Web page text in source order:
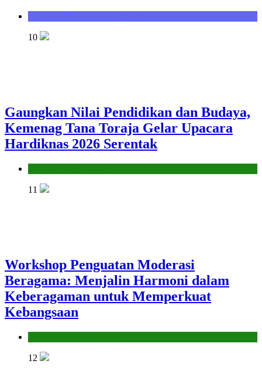
10
Gaungkan Nilai Pendidikan dan Budaya,
Kemenag Tana Toraja Gelar Upacara
Hardiknas 2026 Serentak
11
Workshop Penguatan Moderasi
Beragama: Menjalin Harmoni dalam
Keberagaman untuk Memperkuat
Kebangsaan
12